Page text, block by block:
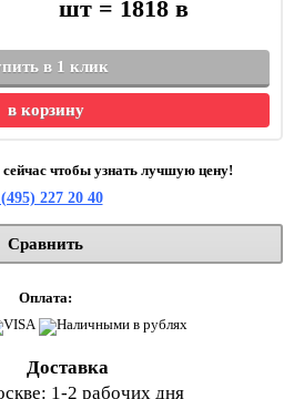
шт = 1818 в
в 1 клик
в корзину
чтобы узнать лучшую цену!
227 20 40
Сравнить
Оплата:
Доставка
1-2 рабочих дня